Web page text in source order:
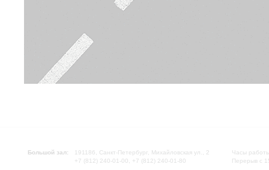
Большой зал:
191186, Санкт-Петербург, Михайловская ул., 2
+7 (812) 240-01-00, +7 (812) 240-01-80
Часы
Перерыв с